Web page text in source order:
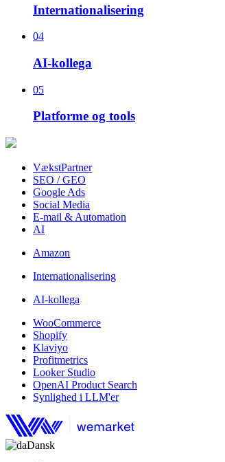
Internationalisering
04
AI-kollega
05
Platforme og tools
VækstPartner
SEO / GEO
Google Ads
Social Media
E-mail & Automation
AI
Amazon
Internationalisering
AI-kollega
WooCommerce
Shopify
Klaviyo
Profitmetrics
Looker Studio
OpenAI Product Search
Synlighed i LLM'er
Dansk